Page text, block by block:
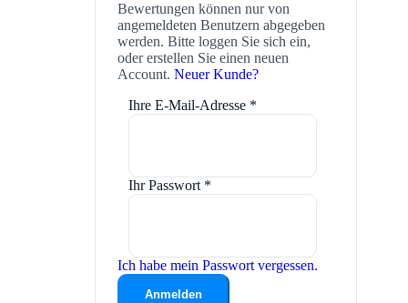
Bewertungen können nur von
angemeldeten Benutzern abgegeben
werden. Bitte loggen Sie sich ein,
oder erstellen Sie einen neuen
Account. Neuer Kunde?
Ihre E-Mail-Adresse *
Ihr Passwort *
Ich habe mein Passwort vergessen.
Anmelden